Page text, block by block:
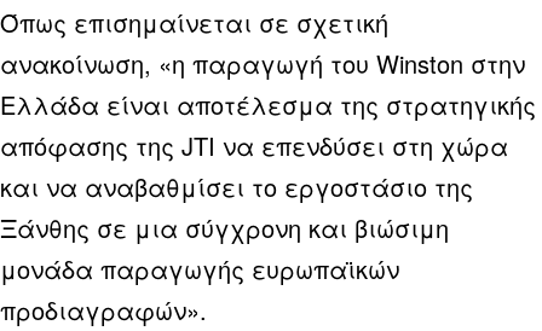
Όπως επισημαίνεται σε σχετική
ανακοίνωση, «η παραγωγή του Winston στην
Ελλάδα είναι αποτέλεσμα της στρατηγικής
απόφασης της JTI να επενδύσει στη χώρα
και να αναβαθμίσει το εργοστάσιο της
Ξάνθης σε μια σύγχρονη και βιώσιμη
μονάδα παραγωγής ευρωπαϊκών
προδιαγραφών».